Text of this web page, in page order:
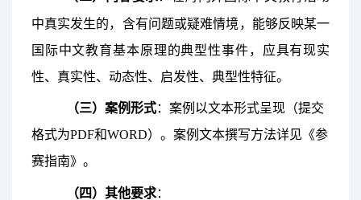
中真实发生的，含有问题或疑难情境，能够反映某一
国际中文教育基本原理的典型性事件，应具有现实
性、真实性、动态性、启发性、典型性特征。
（三）案例形式：案例以文本形式呈现（提交
格式为PDF和WORD）。案例文本撰写方法详见《参
赛指南》。
（四）其他要求：